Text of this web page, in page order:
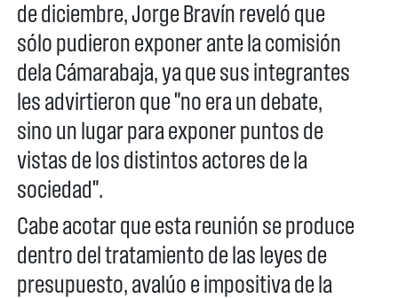
de diciembre, Jorge Bravín reveló que
sólo pudieron exponer ante la comisión
dela Cámarabaja, ya que sus integrantes
les advirtieron que "no era un debate,
sino un lugar para exponer puntos de
vistas de los distintos actores de la
sociedad".
Cabe acotar que esta reunión se produce
dentro del tratamiento de las leyes de
presupuesto, avalúo e impositiva de la